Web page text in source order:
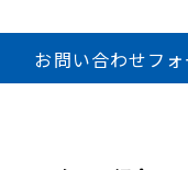
お問い合わせフ